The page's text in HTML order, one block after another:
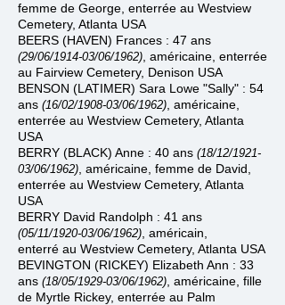
femme de George, enterrée au Westview
Cemetery, Atlanta USA
BEERS (HAVEN) Frances : 47 ans
(29/06/1914-03/06/1962) , américaine, enterrée
au Fairview Cemetery, Denison USA
BENSON (LATIMER) Sara Lowe "Sally" : 54
ans (16/02/1908-03/06/1962) , américaine,
enterrée au Westview Cemetery, Atlanta
USA
BERRY (BLACK) Anne : 40 ans (18/12/1921-
03/06/1962) , américaine, femme de David,
enterrée au Westview Cemetery, Atlanta
USA
BERRY David Randolph : 41 ans
(05/11/1920-03/06/1962) , américain,
enterré au Westview Cemetery, Atlanta USA
BEVINGTON (RICKEY) Elizabeth Ann : 33
ans (18/05/1929-03/06/1962) , américaine, fille
de Myrtle Rickey, enterrée au Palm